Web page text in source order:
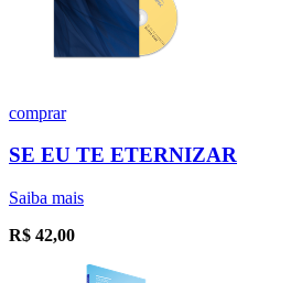
comprar
SE EU TE ETERNIZAR
Saiba mais
R$ 42,00